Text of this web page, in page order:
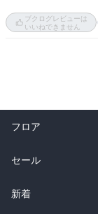
タイヤ温度の管理
い。
一位争いはベッケ
いよいよ次戦から
ブクログレビューは
いいねできません
フロア
総合
ラノベ
セール
総合
新着